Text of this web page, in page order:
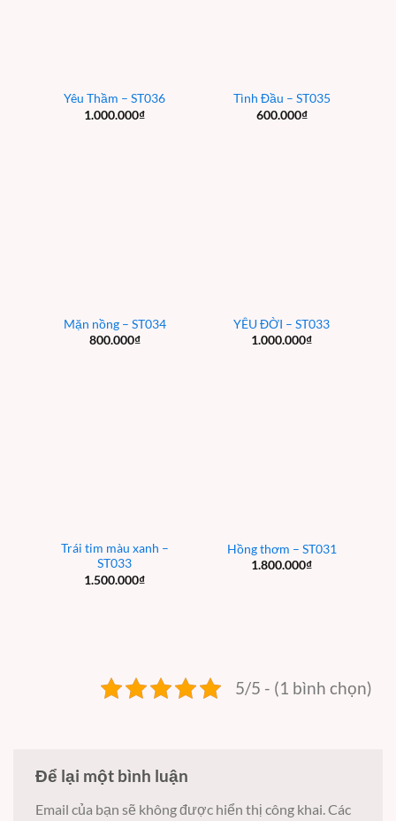
Yêu Thầm – ST036
1.000.000₫
Tình Đầu – ST035
600.000₫
Mặn nồng – ST034
800.000₫
YÊU ĐỜI – ST033
1.000.000₫
Trái tim màu xanh –
ST033
1.500.000₫
Hồng thơm – ST031
1.800.000₫
5/5 - (1 bình chọn)
Để lại một bình luận
Email của bạn sẽ không được hiển thị công khai. Các